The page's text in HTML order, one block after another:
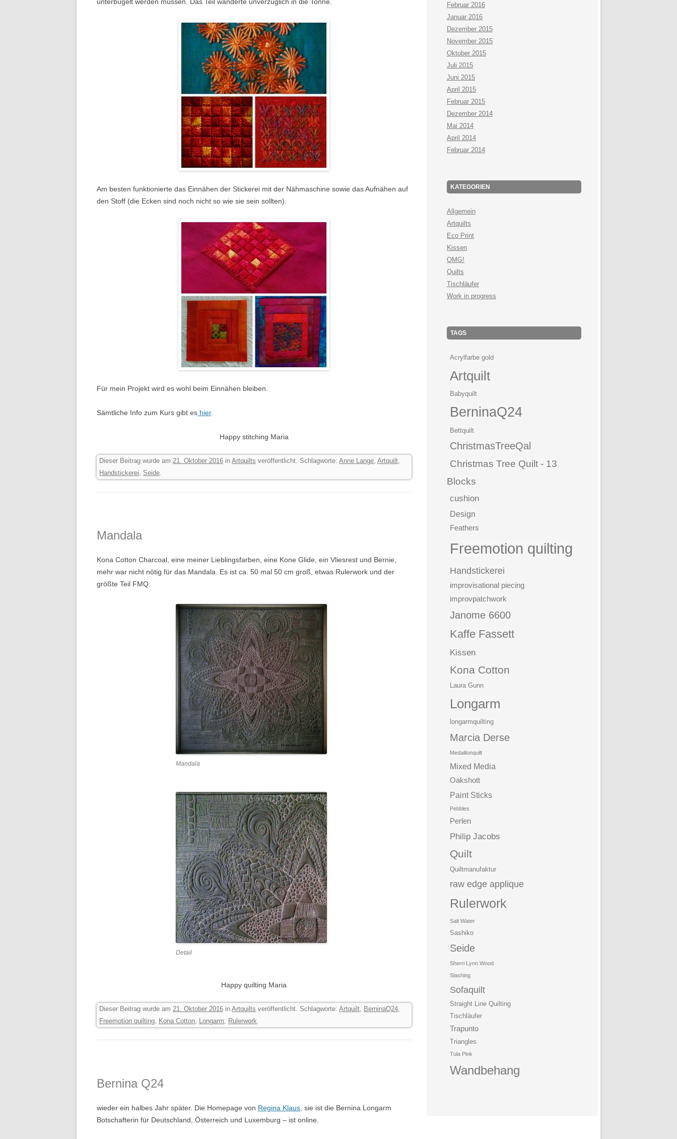
Am besten funktionierte das Einnähen der Stickerei mit der Nähmaschine sowie das Aufnähen auf
den Stoff (die Ecken sind noch nicht so wie sie sein sollten).
Für mein Projekt wird es wohl beim Einnähen bleiben.
Sämtliche Info zum Kurs gibt es hier.
Happy stitching Maria
Dieser Beitrag wurde am 21. Oktober 2016 in Artquilts veröffentlicht. Schlagworte: Anne Lange, Artquilt,
Handstickerei, Seide.
Mandala
Kona Cotton Charcoal, eine meiner Lieblingsfarben, eine Kone Glide, ein Vliesrest und Bernie,
mehr war nicht nötig für das Mandala. Es ist ca. 50 mal 50 cm groß, etwas Rulerwork und der
größte Teil FMQ.
Mandala
Detail
Happy quilting Maria
Dieser Beitrag wurde am 21. Oktober 2016 in Artquilts veröffentlicht. Schlagworte: Artquilt, BerninaQ24,
Freemotion quilting, Kona Cotton, Longarm, Rulerwork.
Bernina Q24
wieder ein halbes Jahr später. Die Homepage von Regina Klaus, sie ist die Bernina Longarm
Botschafterin für Deutschland, Österreich und Luxemburg – ist online.
Februar 2016
Januar 2016
Dezember 2015
November 2015
Oktober 2015
Juli 2015
Juni 2015
April 2015
Februar 2015
Dezember 2014
Mai 2014
April 2014
Februar 2014
KATEGORIEN
Allgemein
Artquilts
Eco Print
Kissen
OMG!
Quilts
Tischläufer
Work in progress
TAGS
Acrylfarbe gold
Artquilt
Babyquilt
BerninaQ24
Bettquilt
ChristmasTreeQal
Christmas Tree Quilt - 13
Blocks
cushion
Design
Feathers
Freemotion quilting
Handstickerei
improvisational piecing
improvpatchwork
Janome 6600
Kaffe Fassett
Kissen
Kona Cotton
Laura Gunn
Longarm
longarmquilting
Marcia Derse
Medaillonquilt
Mixed Media
Oakshott
Paint Sticks
Pebbles
Perlen
Philip Jacobs
Quilt
Quiltmanufaktur
raw edge applique
Rulerwork
Salt Water
Sashiko
Seide
Sherri Lynn Wood
Slashing
Sofaquilt
Straight Line Quilting
Tischläufer
Trapunto
Triangles
Tula Pink
Wandbehang